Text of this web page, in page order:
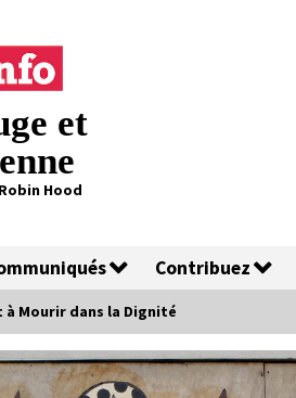
et
Hood
Contribuez
à Mourir dans la Dignité